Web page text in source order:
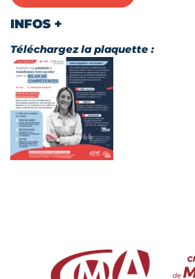
INFOS +
Téléchargez la plaquette :